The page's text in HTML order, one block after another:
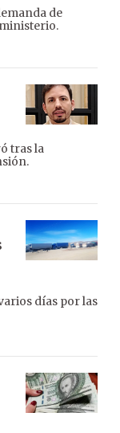
de
tras la
días por las